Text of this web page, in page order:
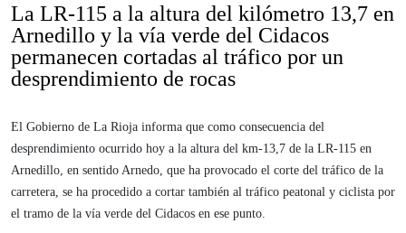
La LR-115 a la altura del kilómetro 13,7 en
Arnedillo y la vía verde del Cidacos
permanecen cortadas al tráfico por un
desprendimiento de rocas
El Gobierno de La Rioja informa que como consecuencia del
desprendimiento ocurrido hoy a la altura del km-13,7 de la LR-115 en
Arnedillo, en sentido Arnedo, que ha provocado el corte del tráfico de la
carretera, se ha procedido a cortar también al tráfico peatonal y ciclista por
el tramo de la vía verde del Cidacos en ese punto.